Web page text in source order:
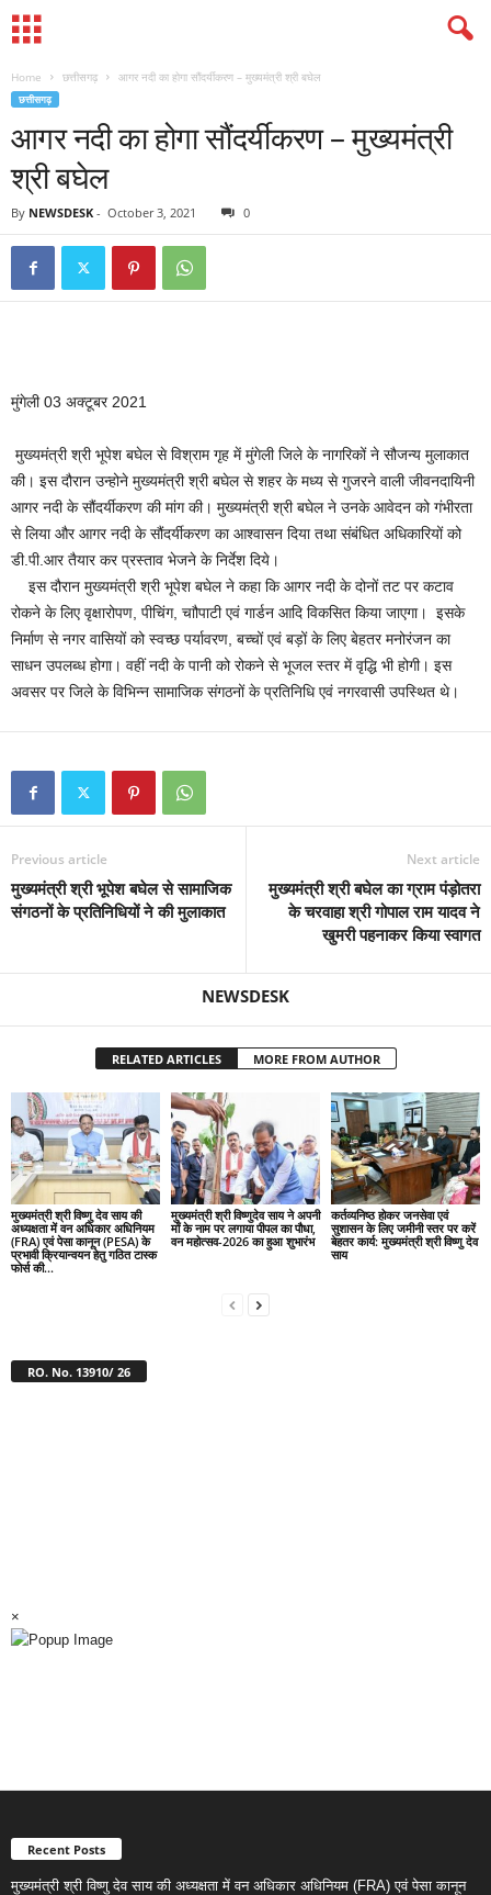
Home छत्तीसगढ़ आगर नदी का होगा सौंदर्यीकरण – मुख्यमंत्री श्री बघेल
छत्तीसगढ़
आगर नदी का होगा सौंदर्यीकरण – मुख्यमंत्री
श्री बघेल
By NEWSDESK - October 3, 2021 0
मुंगेली 03 अक्टूबर 2021
मुख्यमंत्री श्री भूपेश बघेल से विश्राम गृह में मुंगेली जिले के नागरिकों ने सौजन्य मुलाकात
की। इस दौरान उन्होने मुख्यमंत्री श्री बघेल से शहर के मध्य से गुजरने वाली जीवनदायिनी
आगर नदी के सौंदर्यीकरण की मांग की। मुख्यमंत्री श्री बघेल ने उनके आवेदन को गंभीरता
से लिया और आगर नदी के सौंदर्यीकरण का आश्वासन दिया तथा संबंधित अधिकारियों को
डी.पी.आर तैयार कर प्रस्ताव भेजने के निर्देश दिये।
इस दौरान मुख्यमंत्री श्री भूपेश बघेल ने कहा कि आगर नदी के दोनों तट पर कटाव
रोकने के लिए वृक्षारोपण, पीचिंग, चाौपाटी एवं गार्डन आदि विकसित किया जाएगा। इसके
निर्माण से नगर वासियों को स्वच्छ पर्यावरण, बच्चों एवं बड़ों के लिए बेहतर मनोरंजन का
साधन उपलब्ध होगा। वहीं नदी के पानी को रोकने से भूजल स्तर में वृद्धि भी होगी। इस
अवसर पर जिले के विभिन्न सामाजिक संगठनों के प्रतिनिधि एवं नगरवासी उपस्थित थे।
Previous article
मुख्यमंत्री श्री भूपेश बघेल से सामाजिक
संगठनों के प्रतिनिधियों ने की मुलाकात
Next article
मुख्यमंत्री श्री बघेल का ग्राम पंड़ोतरा
के चरवाहा श्री गोपाल राम यादव ने
खुमरी पहनाकर किया स्वागत
NEWSDESK
RELATED ARTICLES MORE FROM AUTHOR
मुख्यमंत्री श्री विष्णु देव साय की
अध्यक्षता में वन अधिकार अधिनियम
(FRA) एवं पेसा कानून (PESA) के
प्रभावी क्रियान्वयन हेतु गठित टास्क
फोर्स की...
मुख्यमंत्री श्री विष्णुदेव साय ने अपनी
माँ के नाम पर लगाया पीपल का पौधा,
वन महोत्सव-2026 का हुआ शुभारंभ
कर्तव्यनिष्ठ होकर जनसेवा एवं
सुशासन के लिए जमीनी स्तर पर करें
बेहतर कार्य: मुख्यमंत्री श्री विष्णु देव
साय
RO. No. 13910/ 26
×
Recent Posts
मुख्यमंत्री श्री विष्णु देव साय की अध्यक्षता में वन अधिकार अधिनियम (FRA) एवं पेसा कानून